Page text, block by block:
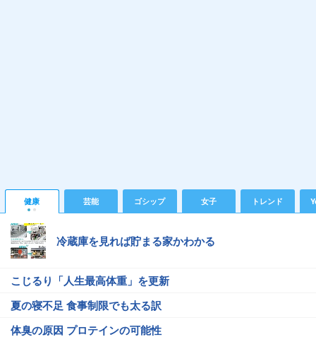
健康 芸能 ゴシップ 女子 トレンド
冷蔵庫を見れば貯まる家かわかる
こじるり「人生最高体重」を更新
夏の寝不足 食事制限でも太る訳
体臭の原因 プロテインの可能性